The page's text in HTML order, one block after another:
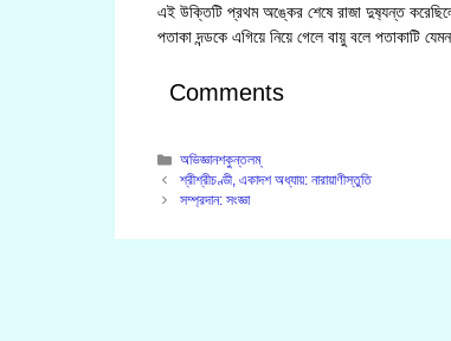
এই উক্তিটি প্রথম অঙ্কের শেষে রাজা দুষ‍্যন্ত
পতাকা দন্ডকে এগিয়ে নিয়ে গেলে বায়ু বলে পতাকাটি
Comments
Categories
অভিজ্ঞানশকুন্তলম্
শ্রীশ্রীচণ্ডী, একাদশ অধ্যায়: নারায়াণীস্তুতি
সম্প্রদান: সংজ্ঞা